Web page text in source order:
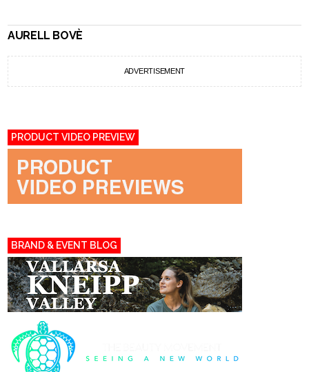
AURELL BOVÈ
ADVERTISEMENT
PRODUCT VIDEO PREVIEW
BRAND & EVENT BLOG